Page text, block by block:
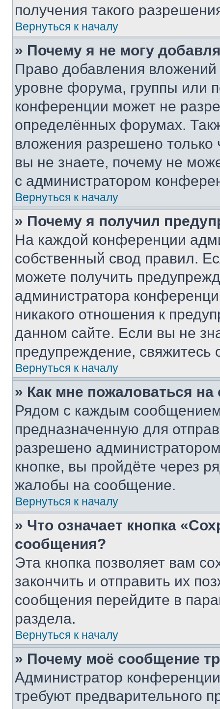
получения такого
Вернуться к началу
» Почему я не могу
Право добавления
уровне форума, группы или
конференции может не
определённых форумах.
вложения разрешено
вы не знаете, почему не
с администратором
Вернуться к началу
» Почему я получил
На каждой конференции
собственный свод правил.
можете получить
администратора
никакого отношения к
данном сайте. Если вы не
предупреждение,
Вернуться к началу
» Как мне пожаловаться
Рядом с каждым сообщением
предназначенную для
разрешено
кнопке, вы пройдёте через
жалобы на сообщение.
Вернуться к началу
» Что означает кнопка
сообщения?
Эта кнопка позволяет вам
закончить и отправить их
сообщения перейдите в
раздела.
Вернуться к началу
» Почему моё сообщение
Администратор
требуют предварительного